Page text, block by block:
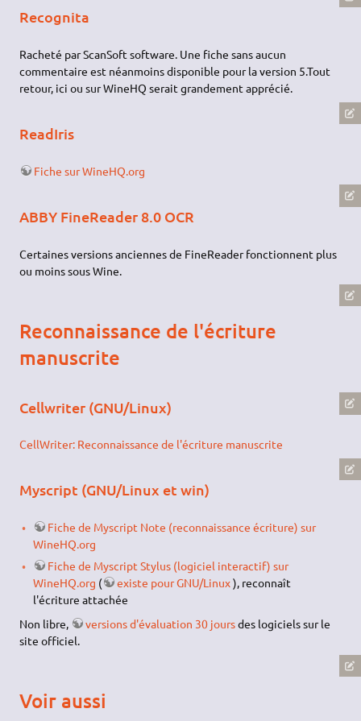
Recognita
Racheté par ScanSoft software. Une fiche sans aucun
commentaire est néanmoins disponible pour la version 5.Tout
retour, ici ou sur WineHQ serait grandement apprécié.
ReadIris
Fiche sur WineHQ.org
ABBY FineReader 8.0 OCR
Certaines versions anciennes de FineReader fonctionnent plus
ou moins sous Wine.
Reconnaissance de l'écriture
manuscrite
Cellwriter (GNU/Linux)
CellWriter: Reconnaissance de l'écriture manuscrite
Myscript (GNU/Linux et win)
Fiche de Myscript Note (reconnaissance écriture) sur
WineHQ.org
Fiche de Myscript Stylus (logiciel interactif) sur
WineHQ.org ( existe pour GNU/Linux), reconnaît
l'écriture attachée
Non libre,
versions d'évaluation 30 joursdes logiciels sur le
site officiel.
Voir aussi